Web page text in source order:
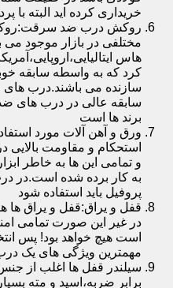
خریداری کرده اید البته
روکش درب ضد
مختلفی در بازار موجود می
هاس
کرد که به واسطه سابقه
سازنده می باشند.درب
سابقه عالی در درب های
برند ها است
ورق و آهن آلات مورد
استحکام و مقاومت بالایی
و تمامی این ها به خاطر
به کار برده شده است.در
پروفیل باید استفاده شود
قفل و یراق:قفل و یراق ها
در غیر این صورت تمامی
است هیچ خواهد بود! پس
مهمترین ویژگی های یک
سیلندر قفل ها اغلب از
برابر ضربه،اسید و مته